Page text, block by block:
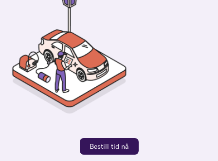
Bestill tid nå